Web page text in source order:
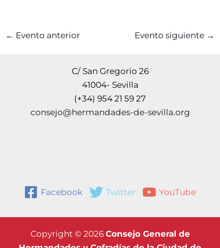
← Evento anterior Evento siguiente →
C/ San Gregorio 26
41004- Sevilla
(+34) 954 21 59 27
consejo@hermandades-de-sevilla.org
Facebook Twitter YouTube
Copyright © 2026 Consejo General de